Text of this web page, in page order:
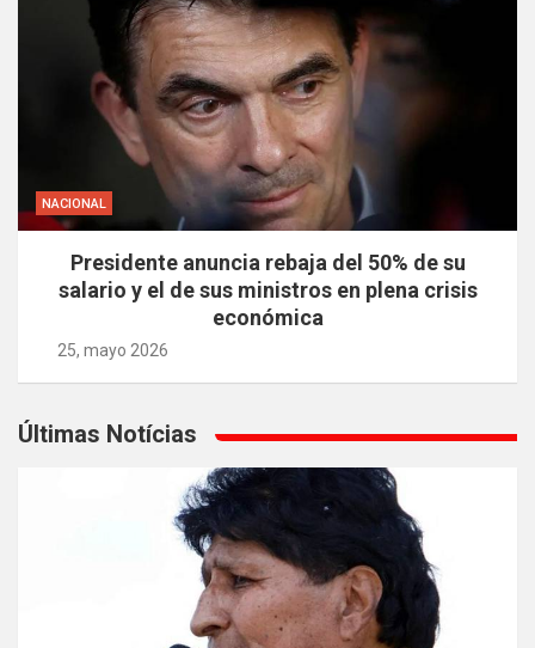
NACIONAL
Presidente anuncia rebaja del 50% de su
salario y el de sus ministros en plena crisis
económica
25, mayo 2026
Últimas Notícias